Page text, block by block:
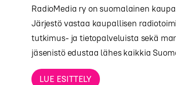
RadioMedia ry on suomalainen
Järjestö vastaa kaupallisen
tutkimus- ja tietopalveluista sekä
jäsenistö edustaa lähes kaikkia
LUE ESITTELY